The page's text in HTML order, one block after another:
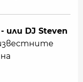
или DJ Steven